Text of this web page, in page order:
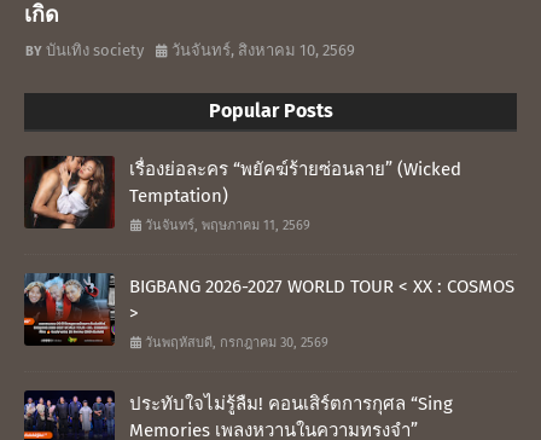
เกิด
บันเทิง society วันจันทร์, สิงหาคม 10, 2569
Popular Posts
เรื่องย่อละคร “พยัคฆ์ร้ายซ่อนลาย” (Wicked
Temptation)
วันจันทร์, พฤษภาคม 11, 2569
BIGBANG 2026-2027 WORLD TOUR < XX : COSMOS
>
วันพฤหัสบดี, กรกฎาคม 30, 2569
ประทับใจไม่รู้ลืม! คอนเสิร์ตการกุศล “Sing
Memories เพลงหวานในความทรงจำ”